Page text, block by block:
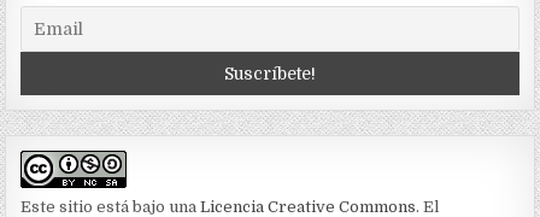
Este sitio está bajo unaLicencia Creative Commons. El